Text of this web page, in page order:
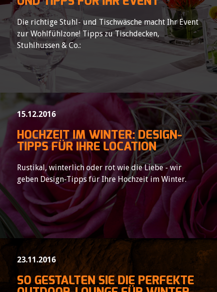
Die richtige Stuhl- und Tischwäsche macht Ihr Event
zur Wohlfühlzone! Tipps zu Tischdecken,
Stuhlhussen & Co.:
15.12.2016
HOCHZEIT IM WINTER: DESIGN-
TIPPS FÜR IHRE LOCATION
Rustikal, winterlich oder rot wie die Liebe - wir
geben Design-Tipps für Ihre Hochzeit im Winter.
23.11.2016
SO GESTALTEN SIE DIE PERFEKTE